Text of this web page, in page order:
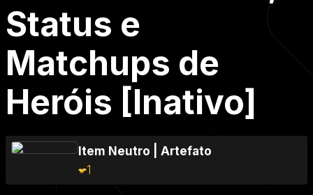
Status e
Matchups de
Heróis [Inativo]
Item Neutro
Artefato
1